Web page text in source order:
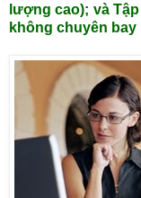
lượng cao); và
không chuyên bay